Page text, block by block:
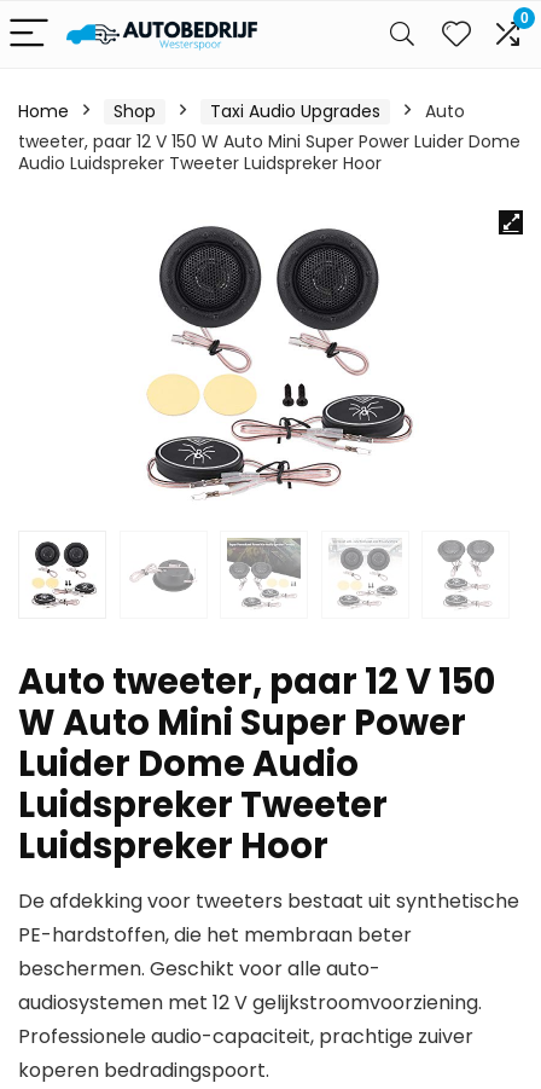
0
Home Shop Taxi Audio Upgrades
Auto
tweeter, paar 12 V 150 W Auto Mini Super Power Luider Dome
Audio Luidspreker Tweeter Luidspreker Hoor
Auto tweeter, paar 12 V 150
W Auto Mini Super Power
Luider Dome Audio
Luidspreker Tweeter
Luidspreker Hoor
De afdekking voor tweeters bestaat uit synthetische
PE-hardstoffen, die het membraan beter
beschermen. Geschikt voor alle auto-
audiosystemen met 12 V gelijkstroomvoorziening.
Professionele audio-capaciteit, prachtige zuiver
koperen bedradingspoort.